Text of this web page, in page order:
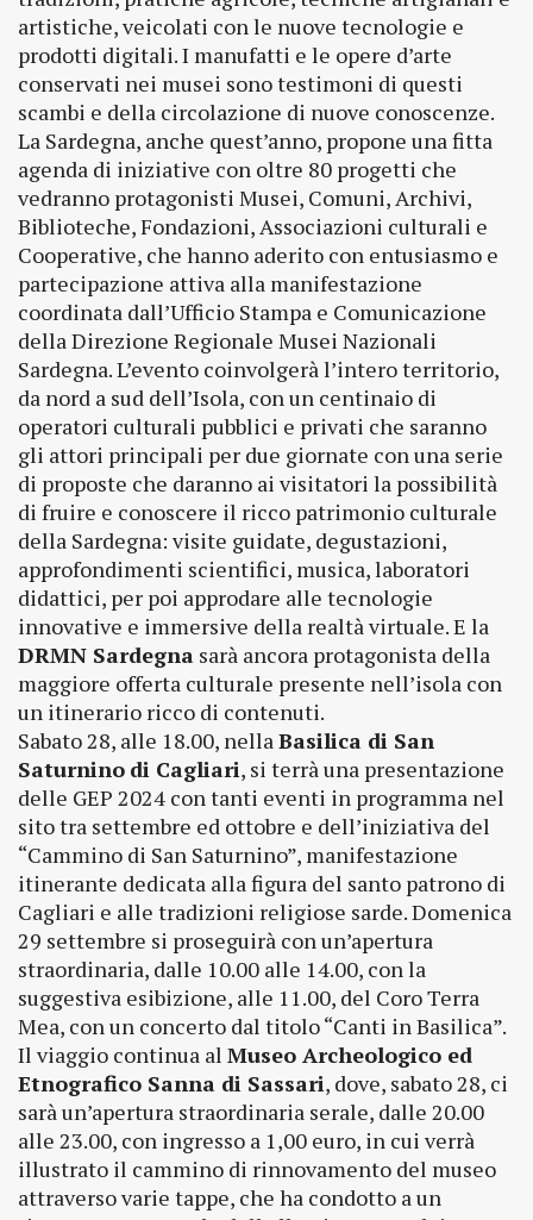
artistiche, veicolati con le nuove tecnologie e
prodotti digitali. I manufatti e le opere d’arte
conservati nei musei sono testimoni di questi
scambi e della circolazione di nuove conoscenze.
La Sardegna, anche quest’anno, propone una fitta
agenda di iniziative con oltre 80 progetti che
vedranno protagonisti Musei, Comuni, Archivi,
Biblioteche, Fondazioni, Associazioni culturali e
Cooperative, che hanno aderito con entusiasmo e
partecipazione attiva alla manifestazione
coordinata dall’Ufficio Stampa e Comunicazione
della Direzione Regionale Musei Nazionali
Sardegna. L’evento coinvolgerà l’intero territorio,
da nord a sud dell’Isola, con un centinaio di
operatori culturali pubblici e privati che saranno
gli attori principali per due giornate con una serie
di proposte che daranno ai visitatori la possibilità
di fruire e conoscere il ricco patrimonio culturale
della Sardegna: visite guidate, degustazioni,
approfondimenti scientifici, musica, laboratori
didattici, per poi approdare alle tecnologie
innovative e immersive della realtà virtuale. E la
DRMN Sardegna sarà ancora protagonista della
maggiore offerta culturale presente nell’isola con
un itinerario ricco di contenuti.
Sabato 28, alle 18.00, nellaBasilica di San
Saturnino di Cagliari, si terrà una presentazione
delle GEP 2024 con tanti eventi in programma nel
sito tra settembre ed ottobre e dell’iniziativa del
“Cammino di San Saturnino”, manifestazione
itinerante dedicata alla figura del santo patrono di
Cagliari e alle tradizioni religiose sarde. Domenica
29 settembre si proseguirà con un’apertura
straordinaria, dalle 10.00 alle 14.00, con la
suggestiva esibizione, alle 11.00, del Coro Terra
Mea, con un concerto dal titolo “Canti in Basilica”.
Il viaggio continua al Museo Archeologico ed
Etnografico Sanna di Sassari, dove, sabato 28, ci
sarà un’apertura straordinaria serale, dalle 20.00
alle 23.00, con ingresso a 1,00 euro, in cui verrà
illustrato il cammino di rinnovamento del museo
attraverso varie tappe, che ha condotto a un